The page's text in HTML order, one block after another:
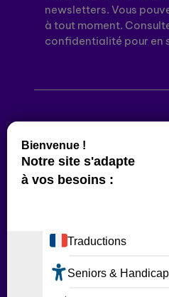
newsletters. Vous
à tout moment.
confidentialité pour en
Conditions
Déclaration
Plateforme